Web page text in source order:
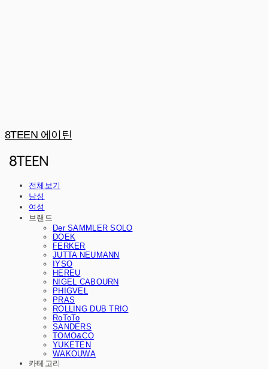
8TEEN 에이틴
전체보기
남성
여성
브랜드
Der SAMMLER SOLO
DOEK
FERKER
JUTTA NEUMANN
IYSO
HEREU
NIGEL CABOURN
PHIGVEL
PRAS
ROLLING DUB TRIO
RoToTo
SANDERS
TOMO&CO
YUKETEN
WAKOUWA
카테고리